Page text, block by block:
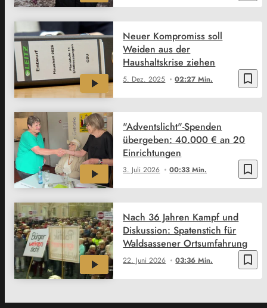
bookmark_border
5. Dez. 2025 02:27 Min.
Neuer Kompromiss soll
Weiden aus der
Haushaltskrise ziehen
bookmark_border
3. Juli 2026 00:33 Min.
"Adventslicht"-Spenden
übergeben: 40.000 € an 20
Einrichtungen
bookmark_border
22. Juni 2026 03:36 Min.
Nach 36 Jahren Kampf und
Diskussion: Spatenstich für
Waldsassener Ortsumfahrung